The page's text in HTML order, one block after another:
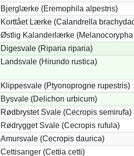
Bjerglærke (Eremophila alpestris)
Korttået Lærke (Calandrella
Østlig Kalanderlærke (Melanocorypha
Digesvale (Riparia riparia)
Landsvale (Hirundo rustica)
Klippesvale (Ptyonoprogne rupestris)
Bysvale (Delichon urbicum)
Rødbrystet Svale (Cecropis semirufa)
Rødrygget Svale (Cecropis rufula)
Amursvale (Cecropis daurica)
Cettisanger (Cettia cetti)